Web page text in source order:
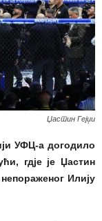
Џастин Гејџи
УФЦ-а догодило
гдје је Џастин
Илију